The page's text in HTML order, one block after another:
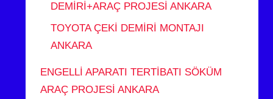
DEMİRİ+ARAÇ PROJESİ ANKARA
TOYOTA ÇEKİ DEMİRİ MONTAJI
ANKARA
ENGELLİ APARATI TERTİBATI SÖKÜM
ARAÇ PROJESİ ANKARA